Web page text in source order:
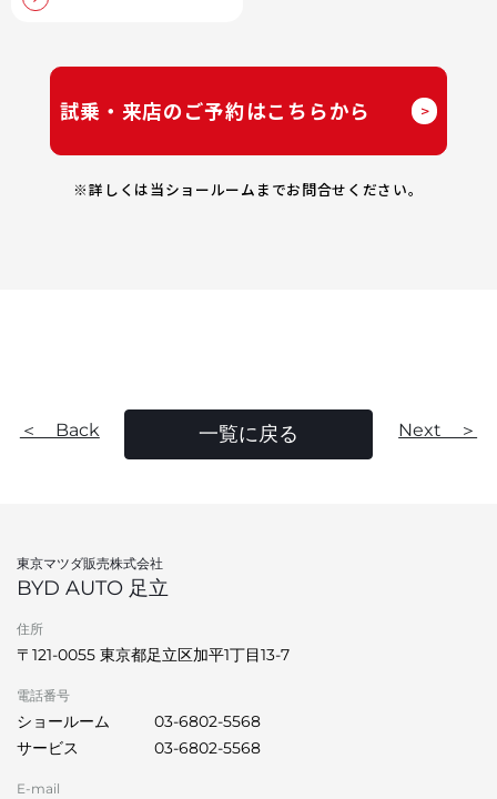
試乗・来店のご予約はこちらから >
※詳しくは当ショールームまでお問合せください。
＜ Back 一覧に戻る Next ＞
東京マツダ販売株式会社
BYD AUTO 足立
住所
〒121-0055 東京都足立区加平1丁目13‐7
電話番号
ショールーム
03-6802-5568
サービス
03-6802-5568
E-mail